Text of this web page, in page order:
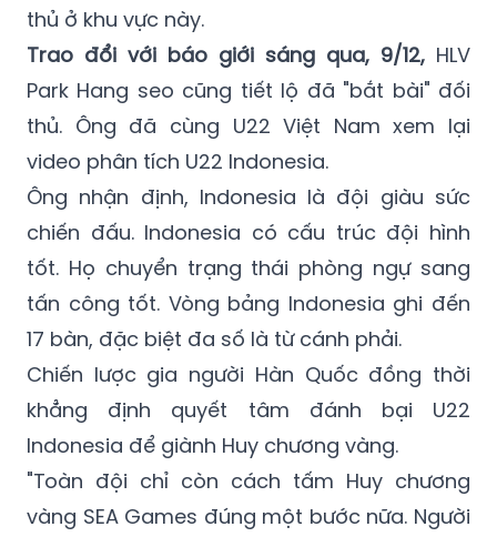
thủ ở khu vực này.
Trao đổi với báo giới sáng qua, 9/12, HLV
Park Hang seo cũng tiết lộ đã "bắt bài" đối
thủ. Ông đã cùng U22 Việt Nam xem lại
video phân tích U22 Indonesia.
Ông nhận định, Indonesia là đội giàu sức
chiến đấu. Indonesia có cấu trúc đội hình
tốt. Họ chuyển trạng thái phòng ngự sang
tấn công tốt. Vòng bảng Indonesia ghi đến
17 bàn, đặc biệt đa số là từ cánh phải.
Chiến lược gia người Hàn Quốc đồng thời
khẳng định quyết tâm đánh bại U22
Indonesia để giành Huy chương vàng.
"Toàn đội chỉ còn cách tấm Huy chương
vàng SEA Games đúng một bước nữa. Người